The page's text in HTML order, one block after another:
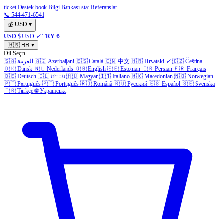
ticket Destek book Bilgi Bankası star Referanslar
📞 544-471-6541
💰 USD ▾
USD $ USD ✓ TRY ₺
🇭🇷 HR ▾
Dil Seçin
🇸🇦 العربية 🇦🇿 Azerbaijani 🇪🇸 Català 🇨🇳 中文 🇭🇷 Hrvatski ✓ 🇨🇿 Čeština
🇩🇰 Dansk 🇳🇱 Nederlands 🇬🇧 English 🇪🇪 Estonian 🇮🇷 Persian 🇫🇷 Français
🇩🇪 Deutsch 🇮🇱 עברית 🇭🇺 Magyar 🇮🇹 Italiano 🇲🇰 Macedonian 🇳🇴 Norwegian
🇵🇹 Português 🇵🇹 Português 🇷🇴 Română 🇷🇺 Русский 🇪🇸 Español 🇸🇪 Svenska
🇹🇷 Türkçe 🌐 Українська